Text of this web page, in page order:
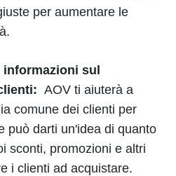
per aumentare le
sul
AOV ti aiuterà a
comune dei clienti per
può darti un'idea di quanto
sconti, promozioni e altri
i clienti ad acquistare.